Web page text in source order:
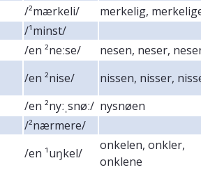
/²mærkeli/
merkelig,
/¹minst/
/en ²neːse/
nesen, neser,
/en ²nise/
nissen, nisser,
/en ²nyːˌsnøː/ nysnøen
/²nærmere/
/en ¹uŋkel/
onkelen, onkler,
onklene